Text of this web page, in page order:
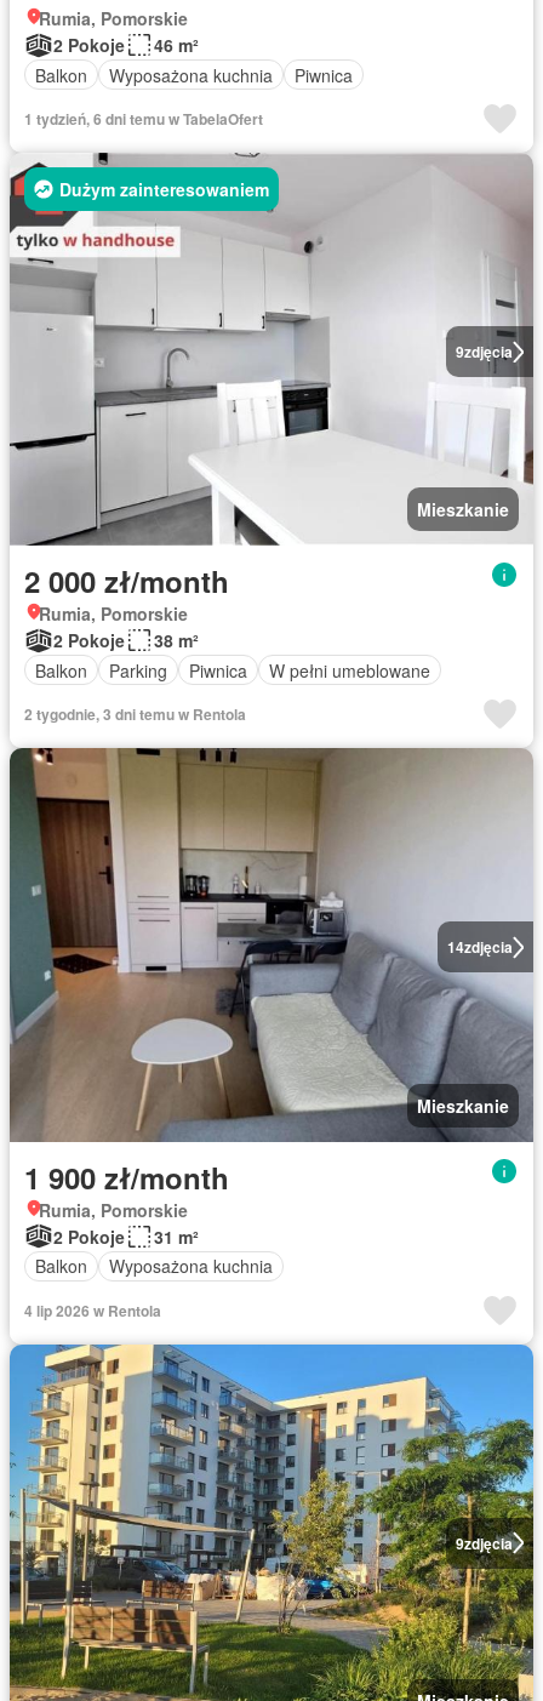
Rumia, Pomorskie
2 Pokoje
46 m²
Balkon
Wyposażona kuchnia Piwnica
1 tydzień, 6 dni temu w TabelaOfert
9zdjęcia
Dużym zainteresowaniem
Mieszkanie
2 000 zł/month
Rumia, Pomorskie
2 Pokoje
38 m²
Balkon
Parking Piwnica W pełni umeblowane
2 tygodnie, 3 dni temu w Rentola
14zdjęcia
Mieszkanie
1 900 zł/month
Rumia, Pomorskie
2 Pokoje
31 m²
Balkon
Wyposażona kuchnia
4 lip 2026 w Rentola
9zdjęcia